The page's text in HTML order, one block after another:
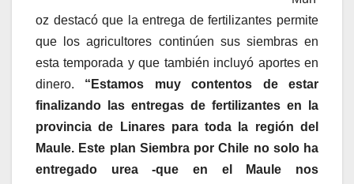
oz destacó que la entrega de fertilizantes permite
que los agricultores continúen sus siembras en
esta temporada y que también incluyó aportes en
dinero. “Estamos muy contentos de estar
finalizando las entregas de fertilizantes en la
provincia de Linares para toda la región del
Maule. Este plan Siembra por Chile no solo ha
entregado urea -que en el Maule nos